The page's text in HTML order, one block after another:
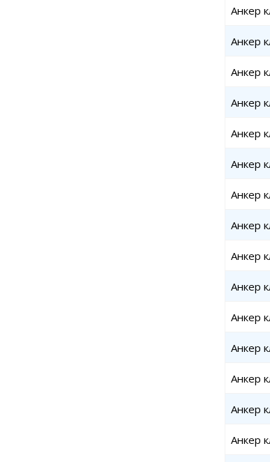
Анкер
Анкер
Анкер
Анкер
Анкер
Анкер
Анкер
Анкер
Анкер
Анкер
Анкер
Анкер
Анкер
Анкер
Анкер